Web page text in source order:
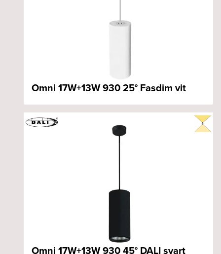
Omni 17W+13W 930 25° Fasdim vit
Omni 17W+13W 930 45° DALI svart